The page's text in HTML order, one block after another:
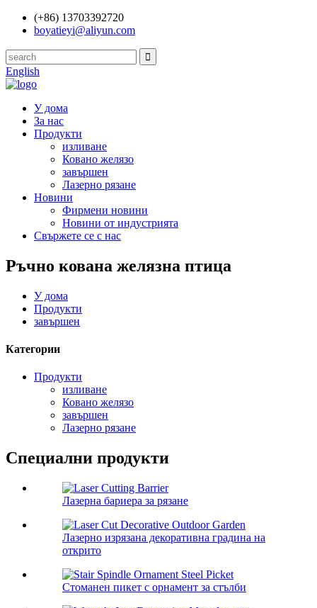
(+86) 13703392720
boyatieyi@aliyun.com
English
У дома
За нас
Продукти
изливане
Ковано желязо
завършен
Лазерно рязане
Новини
Фирмени новини
Новини от индустрията
Свържете се с нас
Ръчно кована желязна птица
У дома
Продукти
завършен
Категории
Продукти
изливане
Ковано желязо
завършен
Лазерно рязане
Специални продукти
Лазерна бариера за рязане
Лазерно изрязана декоративна градина на
открито
Стоманен пикет с орнамент за стълби